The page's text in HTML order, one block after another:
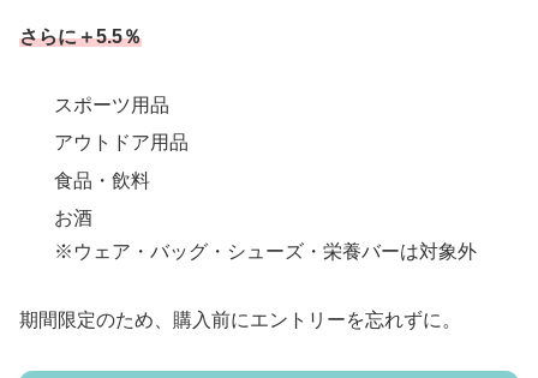
さらに＋5.5％
スポーツ用品
アウトドア用品
食品・飲料
お酒
※ウェア・バッグ・シューズ・栄養バーは対象外
期間限定のため、購入前にエントリーを忘れずに。